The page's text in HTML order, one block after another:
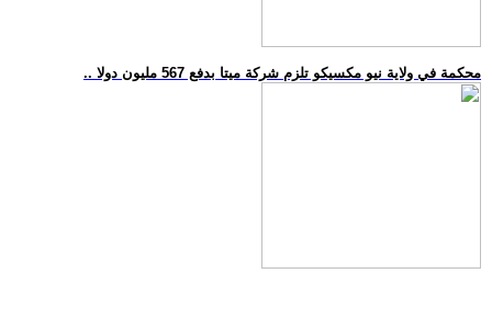
.. محكمة في ولاية نيو مكسيكو تلزم شركة ميتا بدفع 567 مليون دولا